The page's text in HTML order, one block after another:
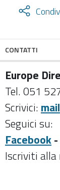
Attiva
CONTATTI
Europe
Tel. 051
Scrivici: mail
Seguici su:
Facebook-
Iscriviti